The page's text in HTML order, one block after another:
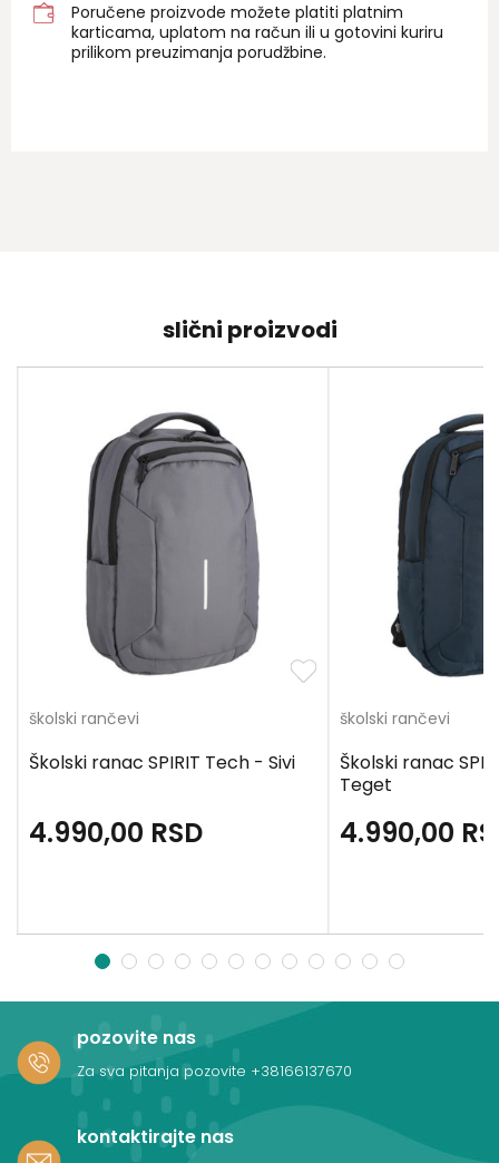
Poručene proizvode možete platiti platnim
karticama, uplatom na račun ili u gotovini kuriru
prilikom preuzimanja porudžbine.
slični proizvodi
školski rančevi
Školski ranac SPIRIT Tech - Sivi
4.990,00 RSD
školski rančevi
Školski ranac
Teget
4.990,00
1 2 3 4 5 6 7 8 9 10 11 12
pozovite nas
Za sva pitanja pozovite +38166137670
kontaktirajte nas